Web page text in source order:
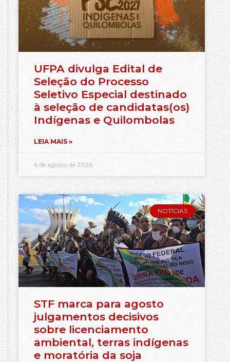
UFPA divulga Edital de
Seleção do Processo
Seletivo Especial destinado
à seleção de candidatas(os)
Indígenas e Quilombolas
LEIA MAIS »
6 de agosto de 2026
NOTÍCIAS
STF marca para agosto
julgamentos decisivos
sobre licenciamento
ambiental, terras indígenas
e moratória da soja